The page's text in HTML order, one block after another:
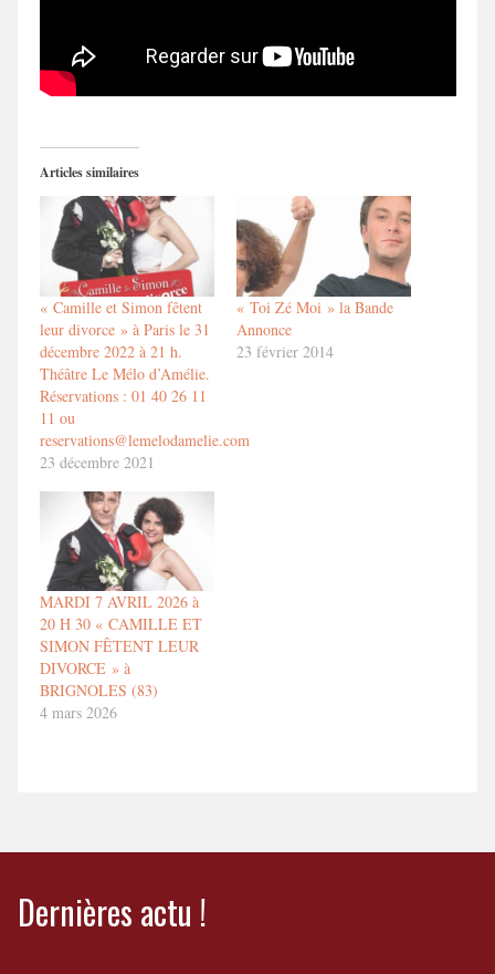
Articles similaires
« Camille et Simon fêtent
leur divorce » à Paris le 31
décembre 2022 à 21 h.
Théâtre Le Mélo d’Amélie.
Réservations : 01 40 26 11
11 ou
reservations@lemelodamelie.com
23 décembre 2021
« Toi Zé Moi » la Bande
Annonce
23 février 2014
MARDI 7 AVRIL 2026 à
20 H 30 « CAMILLE ET
SIMON FÊTENT LEUR
DIVORCE » à
BRIGNOLES (83)
4 mars 2026
Dernières actu !